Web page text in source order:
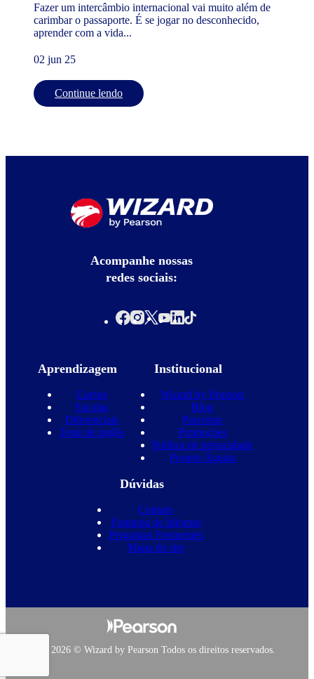
Fazer um intercâmbio internacional vai muito além de
carimbar o passaporte. É se jogar no desconhecido,
aprender com a vida...
02 jun 25
Continue lendo
Acompanhe nossas
redes sociais:
Aprendizagem
Cursos
Escolas
Diferenciais
Teste de inglês
Institucional
Wizard by Pearson
Blog
Parcerias
Promoções
Política de privacidade
Projeto Águias
Dúvidas
Contato
Franquia de Idiomas
Perguntas Frequentes
Mapa do site
Copyright 2026 © Wizard by Pearson Todos os direitos reservados.